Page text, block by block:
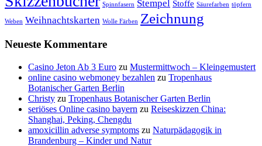
Spinnfasern Stempel Stoffe Säurefarben töpfern
Weben Weihnachtskarten Wolle Färben Zeichnung
Neueste Kommentare
Casino Jeton Ab 3 Euro zu Mustermittwoch – Kleingemustert
online casino webmoney bezahlen zu Tropenhaus
Botanischer Garten Berlin
Christy zu Tropenhaus Botanischer Garten Berlin
seriöses Online casino bayern zu Reiseskizzen China:
Shanghai, Peking, Chengdu
amoxicillin adverse symptoms zu Naturpädagogik in
Brandenburg – Kinder und Natur